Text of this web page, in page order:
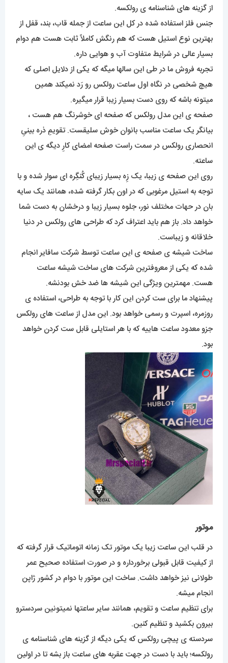
از گزینه های شناسنامه ی رولکسه.
جنس فلز استفاده شده در کل این ساعت از جمله قاب، بند، قفل از
بهترین نوع استیل هست که هم رنگش کاملاً ثابت هست هم دوام
بسیار عالی در شرایط متفاوت آب و هوایی داره.
تجربه فروش ما در طی این سالها میگه که یکی از دلایل اصلی که
هیچ شخصی در نگاه اول ساعت رولکس رو رَد نمیکند همین
میتونه باشه که روی دست بسیار زیبا قرار میگیره.
صفحه ی این مدل رولکس که صفحه ای خوشرنگ هم هست ،
بیانگر یک ساعت مناسب بانوان خوش سلیقست. تقویمِ ذره بینیِ
انحصاری رولکس در سمت راست صفحه امضای کارِ دیگه ی این
ساعته.
روی این صفحه ی زیبا، یک زِه بسیار زیبای کُنگِره ای سوار شده و با
توجه به استیل مرغوبی که در اون بکار گرفته شده، همانند یک سایه
بان در حهات مختلف نور، جلوه بسیار زیبا و درخشان به دست شما
خواهد داد. باز هم باید اعتراف کرد که طراحی های رولکس در دنیا
خلاقانه و زیباست.
ساخت شیشه ی صفحه ی این ساعت توسط شرکت سافایر انجام
شده که یکی از معروفترین شرکت های ساخت شیشه ساعت
هست. مهمترین ویژگی این شیشه ها ضد خش بودنشه.
پیشنهاد ما برای ست کردن این کار با توجه به طراحی، استفاده ی
روزمره، اسپرت و رسمی خواهد بود. این مدل از ساعت های رولکس
جزو معدود ساعت هاییه که با هر استایلی قابل ست کردن خواهد
بود.
موتور
در قلب این ساعت زیبا یک موتور تک زمانه اتوماتیک قرار گرفته که
از کیفیت قابل قبولی برخورداره و در صورت استفاده صحیح عمر
طولانی نیز خواهد داشت. ساخت این موتور با دوام در کشور ژاپن
انجام میشه.
برای تنظیم ساعت و تقویم، همانند سایر ساعتها نمیتونین سردسترو
بیرون بکشید و تنظیم کنین.
سردسته ی پیچی رولکس که یکی دیگه از گزینه های شناسنامه ی
رولکسه؛ باید با دست در جهت عقربه های ساعت باز بشه تا در اولین